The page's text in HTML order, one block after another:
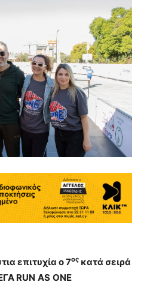
επιτυχία ο 7ος κατά σειρά
RUN AS ONE